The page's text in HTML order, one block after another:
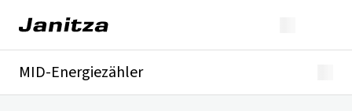
MID-Energiezähler